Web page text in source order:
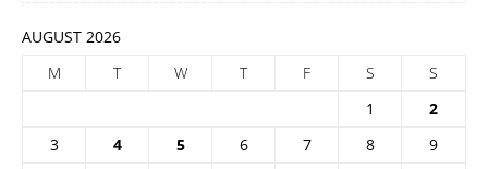
AUGUST 2026
M
T W T F S
S
1
2
3
4 5 6 7 8
9